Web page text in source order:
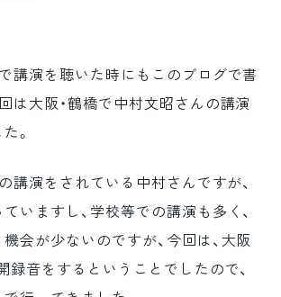
講演を聴いた時にもこのブログで書
は大阪・鶴橋で中村文昭さんの講演
。
講演をされている中村さんですが、
いますし、学校等での講演も多く、
会が少ないのですが、今回は、大阪
録音をするということでしたので、